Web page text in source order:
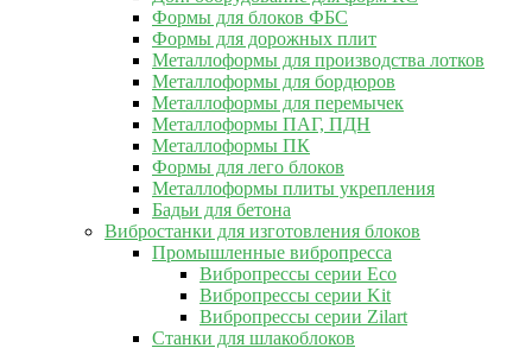
Формы для блоков ФБС
Формы для дорожных плит
Металлоформы для производства лотков
Металлоформы для бордюров
Металлоформы для перемычек
Металлоформы ПАГ, ПДН
Металлоформы ПК
Формы для лего блоков
Металлоформы плиты укрепления
Бадьи для бетона
Вибростанки для изготовления блоков
Промышленные вибропресса
Вибропрессы серии Eco
Вибропрессы серии Kit
Вибропрессы серии Zilart
Станки для шлакоблоков